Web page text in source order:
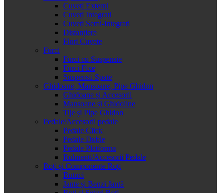
Cuveți Externi
Cuveți Integrați
Cuveți Semi-Integrați
Distanțiere
Flori Cuvete
Furci
Furci cu Suspensie
Furci Fixe
Suspensii Spate
Ghidoane, Mansoane, Pipe Ghidon
Ghidoane și Accesorii
Mansoane și Ghidoline
Tije și Pipe Ghidon
Pedale/Accesorii pedale
Pedale Click
Pedale Duble
Pedale Platforma
Rulmenti/Accesorii Pedale
Roți și Componente Roți
Butuci
Jante și Benzi Jantă